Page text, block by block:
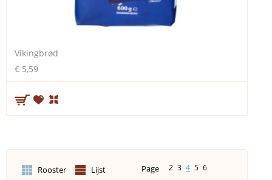
Vikingbrød
€ 5,59
Rooster Lijst Page 2 3 4 5 6